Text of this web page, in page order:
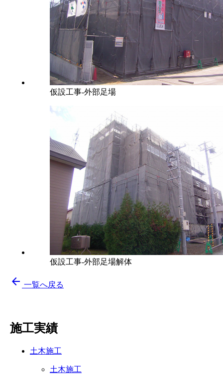
仮設工事-外部足場
仮設工事-外部足場解体
arrow_back 一覧へ戻る
施工実績
土木施工
土木施工